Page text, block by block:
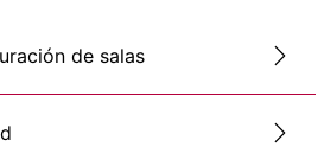
de salas